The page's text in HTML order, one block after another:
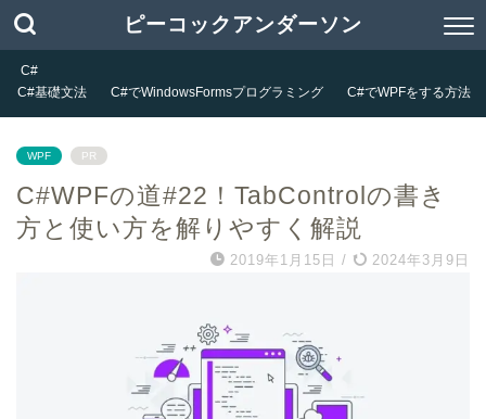
ピーコックアンダーソン
C#
C#基礎文法
C#でWindowsFormsプログラミング C#でWPFをする方法
WPF PR
C#WPFの道#22！TabControlの書き
方と使い方を解りやすく解説
2019年1月15日 / 2024年3月9日